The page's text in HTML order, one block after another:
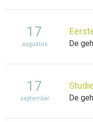
17
augustus De
17
september De